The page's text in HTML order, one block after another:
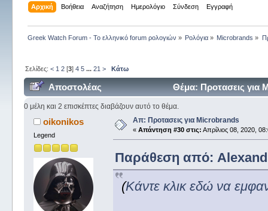
Αρχική Βοήθεια Αναζήτηση Ημερολόγιο Σύνδεση Εγγραφή
Greek Watch Forum - Το ελληνικό forum ρολογιών » Ρολόγια » Microbrands »
Σελίδες: < 1 2[3] 4 5 ... 21 > Κάτω
Αποστολέας Θέμα: Προτασεις για
0 μέλη και 2 επισκέπτες διαβάζουν αυτό το θέμα.
oikonikos
Legend
Απ: Προτασεις για Microbrands
« Απάντηση #30 στις: Απρίλιος 08, 2020,
Παράθεση από:
(Κάντε κλικ εδώ να